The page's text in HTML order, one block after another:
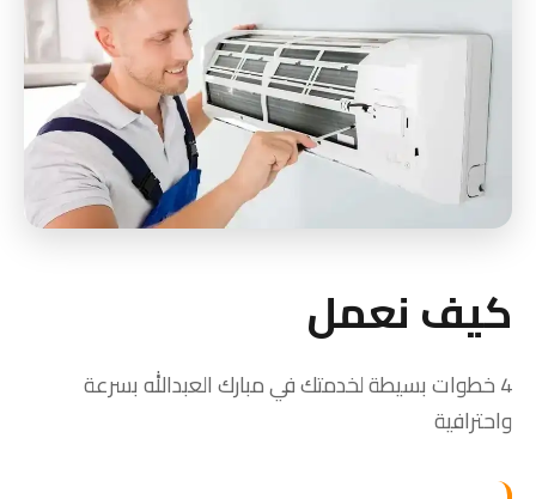
كيف نعمل
4 خطوات بسيطة لخدمتك في مبارك العبدالله بسرعة
واحترافية